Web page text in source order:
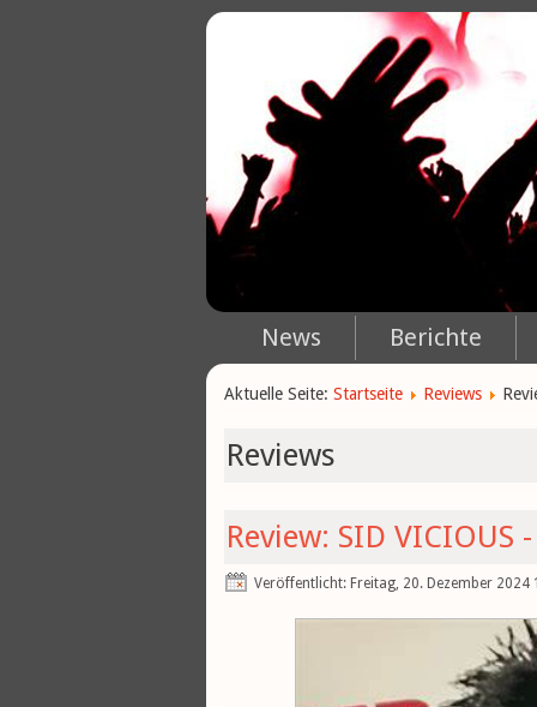
News Berichte
Aktuelle Seite: Startseite Reviews
Reviews
Review: SID VICIOUS
Veröffentlicht: Freitag, 20. Dezember 2024